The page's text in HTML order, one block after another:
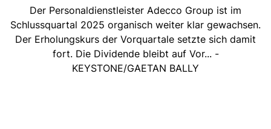
Der Personaldienstleister Adecco Group ist im
Schlussquartal 2025 organisch weiter klar gewachsen.
Der Erholungskurs der Vorquartale setzte sich damit
fort. Die Dividende bleibt auf Vor... -
KEYSTONE/GAETAN BALLY